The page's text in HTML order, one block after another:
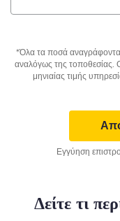
*Όλα τα ποσά
αναλόγως της τοποθεσίας.
μηνιαίας τιμής
Εγγύηση
Δείτε τι